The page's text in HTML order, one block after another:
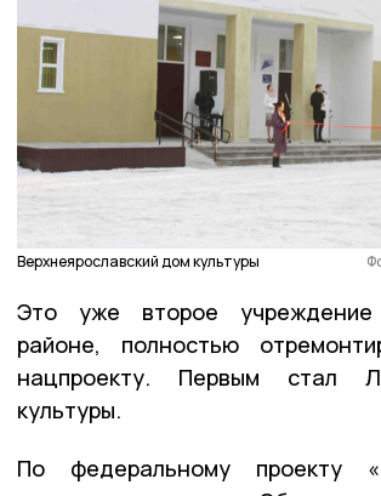
Верхнеярославский дом культуры
Это уже второе
районе, полностью
нацпроекту. Первым стал
культуры.
По федеральному проекту